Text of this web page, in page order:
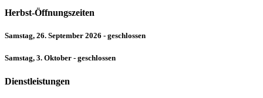
Herbst-Öffnungszeiten
Samstag, 26. September 2026 - geschlossen
Samstag, 3. Oktober - geschlossen
Dienstleistungen